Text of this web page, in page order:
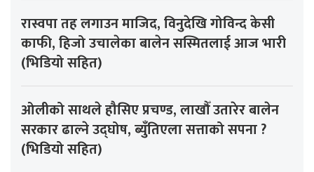
रास्वपा तह लगाउन माजिद, विनुदेखि गोविन्द केसी
काफी, हिजो उचालेका बालेन सस्मितलाई आज भारी
(भिडियो सहित)
ओलीको साथले हौसिए प्रचण्ड, लाखौँ उतारेर बालेन
सरकार ढाल्ने उद्घोष, ब्युँतिएला सत्ताको सपना ?
(भिडियो सहित)